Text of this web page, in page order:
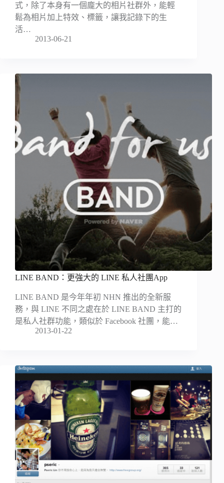
式，除了本身有一個龐大的相片社群外，能輕
鬆為相片加上特效、標籤，讓我記錄下的生
活…
2013-06-21
LINE BAND：更強大的 LINE 私人社團App
LINE BAND 是今年年初 NHN 推出的全新服
務，與 LINE 不同之處在於 LINE BAND 主打的
是私人社群功能，類似於 Facebook 社團，能…
2013-01-22